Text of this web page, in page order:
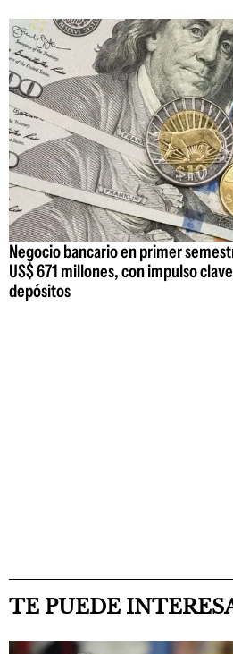
Negocio bancario en primer
US$ 671 millones, con impulso
depósitos
TE PUEDE